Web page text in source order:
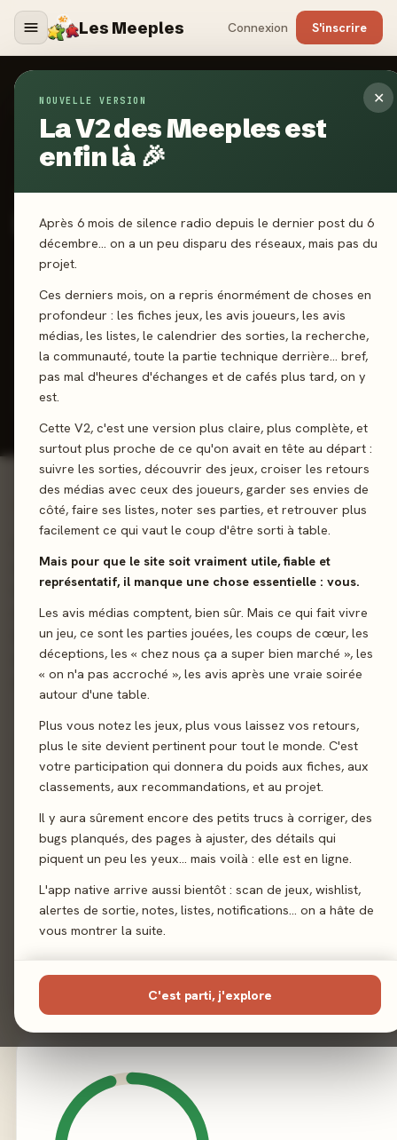
Les Meeples Connexion S'inscrire
✕
NOUVELLE VERSION
La V2 des Meeples est
enfin là 🎉
Après 6 mois de silence radio depuis le dernier post du 6
décembre… on a un peu disparu des réseaux, mais pas du
projet.
Ces derniers mois, on a repris énormément de choses en
profondeur : les fiches jeux, les avis joueurs, les avis
médias, les listes, le calendrier des sorties, la recherche,
la communauté, toute la partie technique derrière… bref,
pas mal d'heures d'échanges et de cafés plus tard, on y
est.
Cette V2, c'est une version plus claire, plus complète, et
surtout plus proche de ce qu'on avait en tête au départ :
suivre les sorties, découvrir des jeux, croiser les retours
des médias avec ceux des joueurs, garder ses envies de
côté, faire ses listes, noter ses parties, et retrouver plus
facilement ce qui vaut le coup d'être sorti à table.
Mais pour que le site soit vraiment utile, fiable et
représentatif, il manque une chose essentielle : vous.
Les avis médias comptent, bien sûr. Mais ce qui fait vivre
un jeu, ce sont les parties jouées, les coups de cœur, les
déceptions, les « chez nous ça a super bien marché », les
« on n'a pas accroché », les avis après une vraie soirée
autour d'une table.
Plus vous notez les jeux, plus vous laissez vos retours,
plus le site devient pertinent pour tout le monde. C'est
votre participation qui donnera du poids aux fiches, aux
classements, aux recommandations, et au projet.
Il y aura sûrement encore des petits trucs à corriger, des
bugs planqués, des pages à ajuster, des détails qui
piquent un peu les yeux… mais voilà : elle est en ligne.
L'app native arrive aussi bientôt : scan de jeux, wishlist,
alertes de sortie, notes, listes, notifications… on a hâte de
vous montrer la suite.
C'est parti, j'explore
Jeux/les Druides d'Edora
2025·RAVENSBURGER
les Druides d'Edora
2-4 joueurs
Dés
J'ai joué Envie de jouer Wishlist
Donner mon avis
01 - LE JEU
un jeu stratégique de placement de dés et de construction de
menhirs et de stèles à l'aide d'herbes médicinales et de
mystérieuses. Signé de Stefan Feld (Les Châteaux de
Bourgogne, Trajan, Marrakesh...), Les Druides d'Edora vous
à gagner du prestige en vous promenant dans la forêt
en plaçant stratégiquement des dés.
Gestion de ressources Dés
Sortie 3 octobre
Auteur
Éditeur